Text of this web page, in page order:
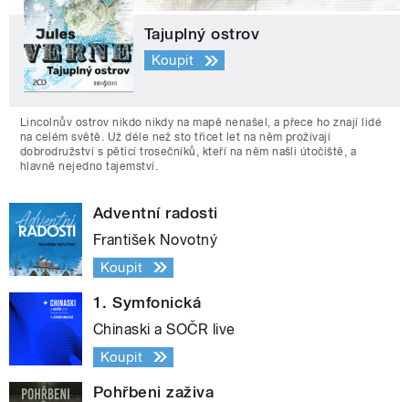
Tajuplný ostrov
Koupit
Lincolnův ostrov nikdo nikdy na mapě nenašel, a přece ho znají lidé
na celém světě. Už déle než sto třicet let na něm prožívají
dobrodružství s pěticí trosečníků, kteří na něm našli útočiště, a
hlavně nejedno tajemství.
Adventní radosti
František Novotný
Koupit
1. Symfonická
Chinaski a SOČR live
Koupit
Pohřbeni zaživa